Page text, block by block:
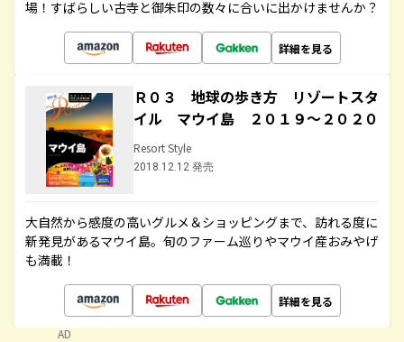
場！すばらしい古寺と御朱印の数々に合いに出かけませんか？
詳細を見る
Ｒ０３ 地球の歩き方 リゾートスタ
イル マウイ島 ２０１９～２０２０
Resort Style
2018.12.12 発売
大自然から感度の高いグルメ＆ショッピングまで、訪れる度に
新発見があるマウイ島。旬のファーム巡りやマウイ産おみやげ
も満載！
詳細を見る
AD